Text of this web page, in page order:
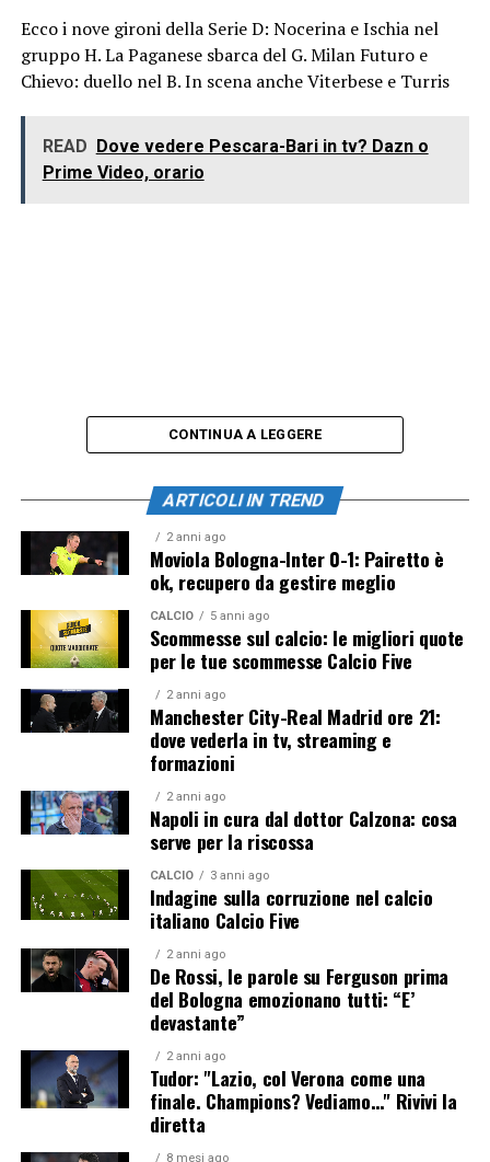
Ecco i nove gironi della Serie D: Nocerina e Ischia nel
gruppo H. La Paganese sbarca del G. Milan Futuro e
Chievo: duello nel B. In scena anche Viterbese e Turris
READ Dove vedere Pescara-Bari in tv? Dazn o
Prime Video, orario
CONTINUA A LEGGERE
ARTICOLI IN TREND
2 anni ago
Moviola Bologna-Inter 0-1: Pairetto è
ok, recupero da gestire meglio
CALCIO 5 anni ago
Scommesse sul calcio: le migliori quote
per le tue scommesse Calcio Five
2 anni ago
Manchester City-Real Madrid ore 21:
dove vederla in tv, streaming e
formazioni
2 anni ago
Napoli in cura dal dottor Calzona: cosa
serve per la riscossa
CALCIO 3 anni ago
Indagine sulla corruzione nel calcio
italiano Calcio Five
2 anni ago
De Rossi, le parole su Ferguson prima
del Bologna emozionano tutti: “E’
devastante”
2 anni ago
Tudor: "Lazio, col Verona come una
finale. Champions? Vediamo…" Rivivi la
diretta
8 mesi ago